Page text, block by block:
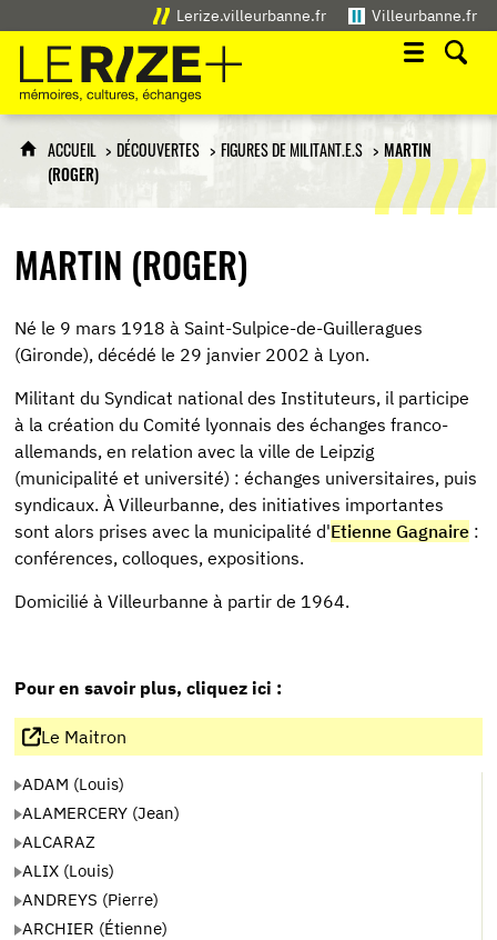
Lerize.villeurbanne.fr Villeurbanne.fr
Le Rize+
mémoires, cultures, échanges
ACCUEIL DÉCOUVERTES FIGURES DE MILITANT.E.S
MARTIN
(ROGER)
MARTIN (ROGER)
Né le 9 mars 1918 à Saint-Sulpice-de-Guilleragues
(Gironde), décédé le 29 janvier 2002 à Lyon.
Militant du Syndicat national des Instituteurs, il participe
à la création du Comité lyonnais des échanges franco-
allemands, en relation avec la ville de Leipzig
(municipalité et université) : échanges universitaires, puis
syndicaux. À Villeurbanne, des initiatives importantes
sont alors prises avec la municipalité d'Etienne Gagnaire :
conférences, colloques, expositions.
Domicilié à Villeurbanne à partir de 1964.
Pour en savoir plus, cliquez ici :
Le Maitron
ADAM (Louis)
ALAMERCERY (Jean)
ALCARAZ
ALIX (Louis)
ANDREYS (Pierre)
ARCHIER (Étienne)